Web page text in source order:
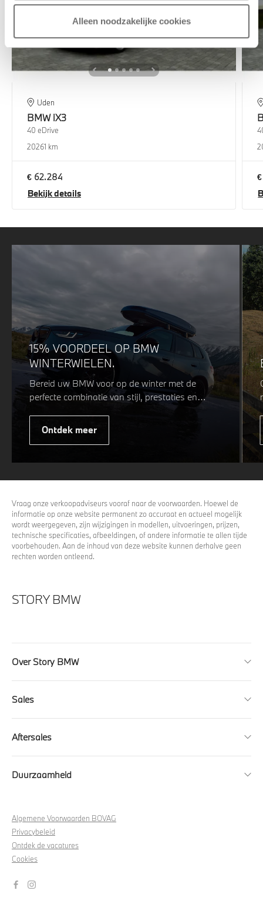
Alleen noodzakelijke cookies
Uden
BMW iX3
40 eDrive
20261 km
€ 62.284
Bekijk details
15% VOORDEEL OP BMW
WINTERWIELEN.
Bereid uw BMW voor op de winter met de
perfecte combinatie van stijl, prestaties en
veiligheid. Of u nu kiest voor een sportieve of
elegante look, onze winterwielen zijn
ontworpen om uw rijervaring te optimaliseren,
weersomstandigheden. Profiteer nu van15%
voordeel.
Ontdek meer
Vraag onze verkoopadviseurs vooraf naar de voorwaarden. Hoewel de
informatie op onze website permanent zo accuraat en actueel mogelijk
wordt weergegeven, zijn wijzigingen in modellen, uitvoeringen, prijzen,
technische specificaties, afbeeldingen, of andere informatie te allen tijde
voorbehouden. Aan de inhoud van deze website kunnen derhalve geen
rechten worden ontleend.
STORY BMW
Over Story BMW
Sales
Aftersales
Duurzaamheid
Algemene Voorwaarden BOVAG
Privacybeleid
Ontdek de vacatures
Cookies